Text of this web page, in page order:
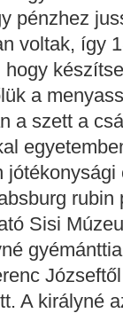
pénzhez
voltak, így
a
a szett a
Sisi
A királyné